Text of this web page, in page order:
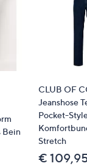
Bein
CLUB OF
Jeanshose
Pocket-
Stretch
€